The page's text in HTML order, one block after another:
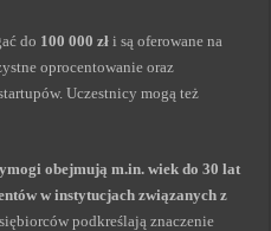
do 100 000 zł i są oferowane na
oprocentowanie oraz
Uczestnicy mogą też
obejmują m.in. wiek do 30 lat
w instytucjach związanych z
podkreślają znaczenie